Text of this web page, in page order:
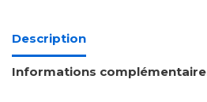
Description
Informations